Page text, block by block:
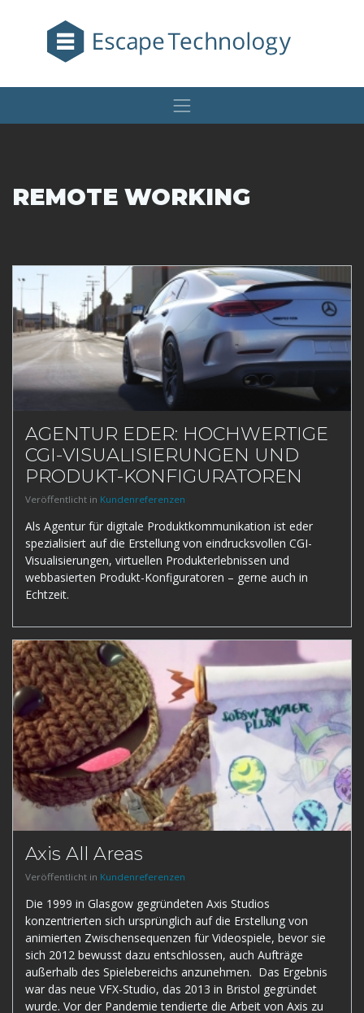
REMOTE WORKING
AGENTUR EDER: HOCHWERTIGE
CGI-VISUALISIERUNGEN UND
PRODUKT-KONFIGURATOREN
Veröffentlicht in Kundenreferenzen
Als Agentur für digitale Produktkommunikation ist eder
spezialisiert auf die Erstellung von eindrucksvollen CGI-
Visualisierungen, virtuellen Produkterlebnissen und
webbasierten Produkt-Konfiguratoren – gerne auch in
Echtzeit.
Axis All Areas
Veröffentlicht in Kundenreferenzen
Die 1999 in Glasgow gegründeten Axis Studios
konzentrierten sich ursprünglich auf die Erstellung von
animierten Zwischensequenzen für Videospiele, bevor sie
sich 2012 bewusst dazu entschlossen, auch Aufträge
außerhalb des Spielebereichs anzunehmen. Das Ergebnis
war das neue VFX-Studio, das 2013 in Bristol gegründet
wurde. Vor der Pandemie tendierte die Arbeit von Axis zu